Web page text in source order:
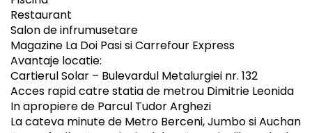
Restaurant
Salon de infrumusetare
Magazine La Doi Pasi si Carrefour Express
Avantaje locatie:
Cartierul Solar – Bulevardul Metalurgiei nr. 132
Acces rapid catre statia de metrou Dimitrie Leonida
In apropiere de Parcul Tudor Arghezi
La cateva minute de Metro Berceni, Jumbo si Auchan